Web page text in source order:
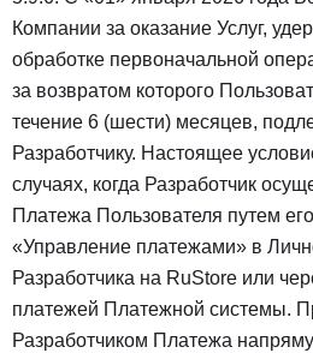
Компании за оказание Услуг,
обработке первоначальной
за возвратом которого
течение 6 (шести) месяцев,
Разработчику. Настоящее
случаях, когда Разработчик
Платежа Пользователя путем
«Управление платежами» в
Разработчика на RuStore или
платежей Платежной системы.
Разработчиком Платежа